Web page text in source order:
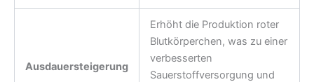
Ausdauersteigerung
Erhöht die Produktion roter
Blutkörperchen, was zu einer
verbesserten
Sauerstoffversorgung und